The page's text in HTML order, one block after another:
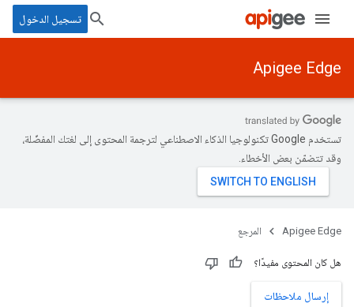
تسجيل الدخول
Apigee Edge
تستخدم Google تكنولوجيا الذكاء الاصطناعي لترجمة المحتوى إلى لغتك المفضّلة،
وقد تتضمّن بعض الأخطاء.
Apigee Edge المرجع
هل كان المحتوى مفيدًا؟
إرسال ملاحظات